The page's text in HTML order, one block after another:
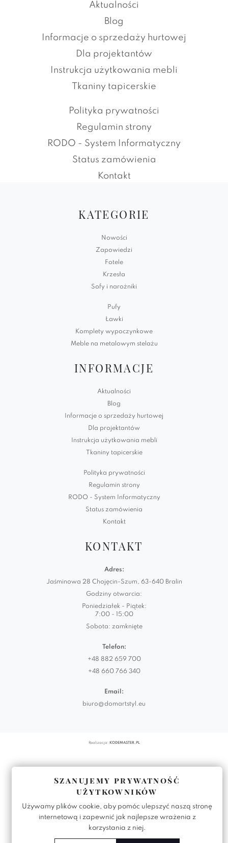
Aktualności
Blog
Informacje o sprzedaży hurtowej
Dla projektantów
Instrukcja użytkowania mebli
Tkaniny tapicerskie
Polityka prywatności
Regulamin strony
RODO - System Informatyczny
Status zamówienia
Kontakt
KATEGORIE
Nowości
Zapowiedzi
Fotele
Krzesła
Sofy i narożniki
Pufy
Ławki
Komplety wypoczynkowe
Meble na metalowym stelażu
INFORMACJE
Aktualności
Blog
Informacje o sprzedaży hurtowej
Dla projektantów
Instrukcja użytkowania mebli
Tkaniny tapicerskie
Polityka prywatności
Regulamin strony
RODO - System Informatyczny
Status zamówienia
Kontakt
KONTAKT
Adres:
Jaśminowa 28 Chojęcin-Szum, 63-640 Bralin
Godziny otwarcia:
Poniedziałek - Piątek:
7:00 - 15:00
Sobota: zamknięte
Telefon:
+48 882 659 700
+48 660 766 340
Email:
biuro@domartstyl.eu
Realizacja: KODEMASTER.PL
Szanujemy prywatność
użytkowników
Używamy plików cookie, aby pomóc ulepszyć naszą stronę
internetową i zapewnić jak najlepsze wrażenia z
korzystania z niej.